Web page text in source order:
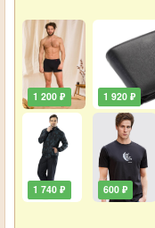
1 200 ₽
1 740 ₽
1 920 ₽
600 ₽